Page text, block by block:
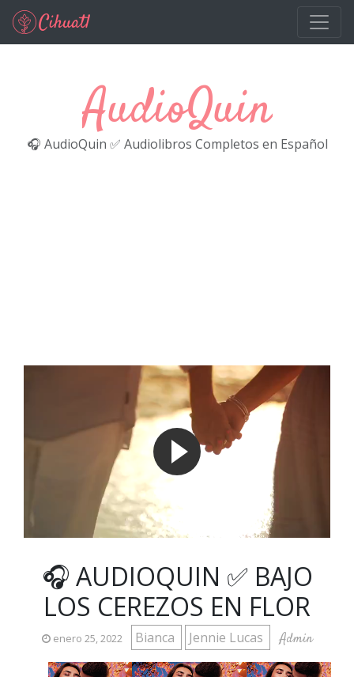
Ir al contenido principal
AudioQuin
🎧 AudioQuin ✅ Audiolibros Completos en Español
🎧 AUDIOQUIN ✅ BAJO
LOS CEREZOS EN FLOR
enero 25, 2022 Bianca Jennie Lucas Admin